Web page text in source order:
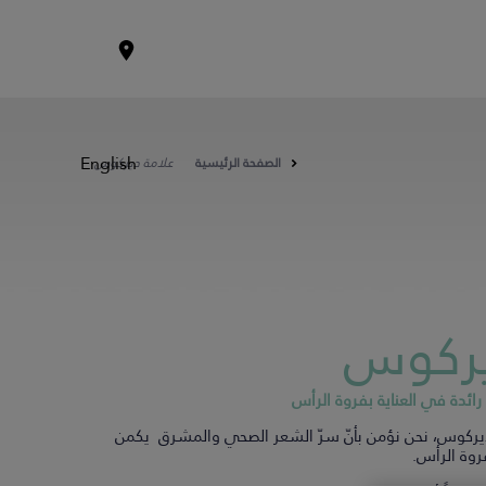
English الصفحة الرئيسية علامة ديركوس
في العناية بفروة الرأس
نحن نؤمن بأنّ سرّ الشعر الصحي والمشرق يكمن
الرأس.